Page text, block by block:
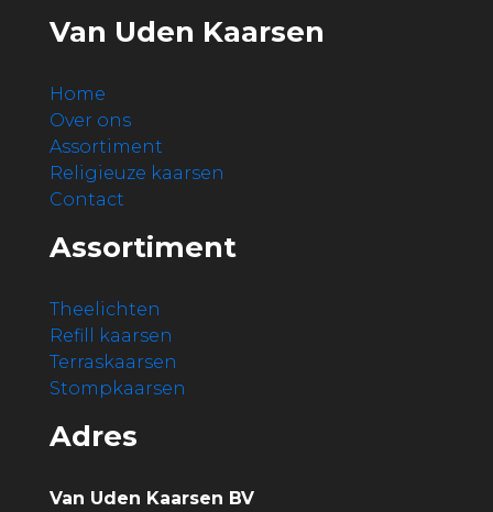
Van Uden Kaarsen
Home
Over ons
Assortiment
Religieuze kaarsen
Contact
Assortiment
Theelichten
Refill kaarsen
Terraskaarsen
Stompkaarsen
Adres
Van Uden Kaarsen BV